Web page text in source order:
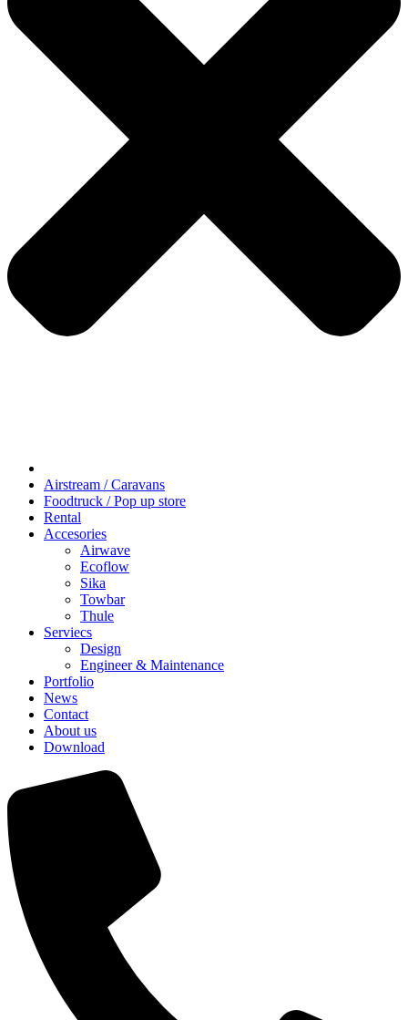
Airstream / Caravans
Foodtruck / Pop up store
Rental
Accesories
Airwave
Ecoflow
Sika
Towbar
Thule
Serviecs
Design
Engineer & Maintenance
Portfolio
News
Contact
About us
Download